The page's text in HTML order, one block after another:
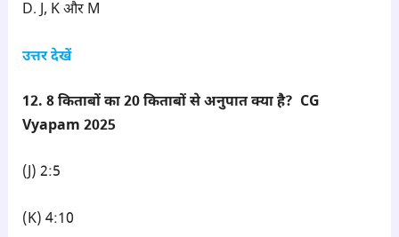
D. J, K और M
उत्तर देखें
12. 8 किताबों का 20 किताबों से अनुपात क्या है? CG
Vyapam 2025
(J) 2:5
(K) 4:10